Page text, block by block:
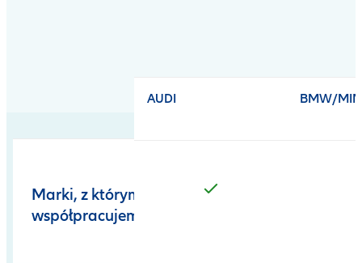
Marki, z którymi
współpracujemy
AUDI BMW/